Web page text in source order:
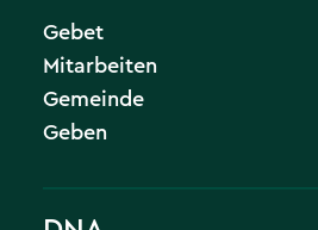
Gebet
Mitarbeiten
Gemeinde
Geben